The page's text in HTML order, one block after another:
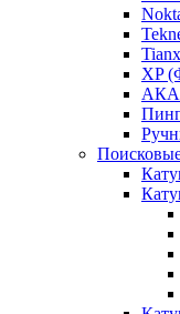
XP
АКА